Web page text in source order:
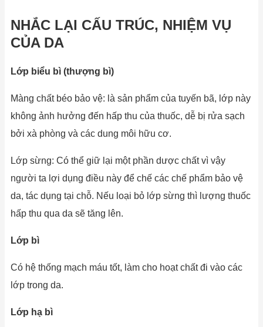
NHẮC LẠI CẤU TRÚC, NHIỆM VỤ
CỦA DA
Lớp biểu bì (thượng bì)
Màng chất béo bảo vệ: là sản phẩm của tuyến bã, lớp này
không ảnh hưởng đến hấp thu của thuốc, dễ bị rửa sạch
bởi xà phòng và các dung môi hữu cơ.
Lớp sừng: Có thể giữ lại một phần dược chất vì vậy
người ta lợi dụng điều này để chế các chế phẩm bảo vệ
da, tác dụng tại chỗ. Nếu loại bỏ lớp sừng thì lượng thuốc
hấp thu qua da sẽ tăng lên.
Lớp bì
Có hệ thống mạch máu tốt, làm cho hoạt chất đi vào các
lớp trong da.
Lớp hạ bì